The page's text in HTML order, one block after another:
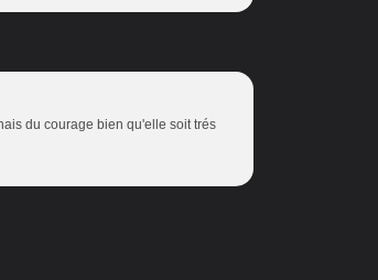
du courage bien qu'elle soit trés